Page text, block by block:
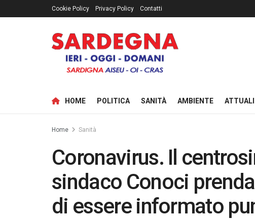
Cookie Policy Privacy Policy Contatti
HOME POLITICA SANITÀ AMBIENTE
Home Sanità
Coronavirus. Il
sindaco Conoci
di essere informato